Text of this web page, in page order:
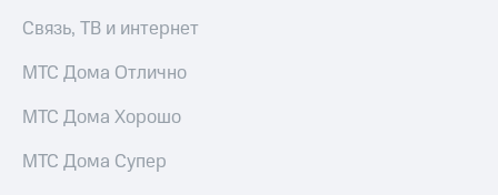
Связь, ТВ и интернет
МТС Дома Отлично
МТС Дома Хорошо
МТС Дома Супер